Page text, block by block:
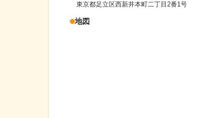
東京都足立区西新井本町二丁目2番1号
地図